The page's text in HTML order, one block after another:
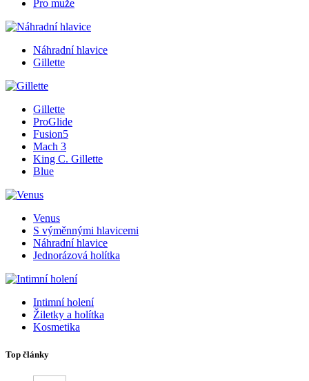
Pro muže
Náhradní hlavice
Gillette
Gillette
ProGlide
Fusion5
Mach 3
King C. Gillette
Blue
Venus
S výměnnými hlavicemi
Náhradní hlavice
Jednorázová holítka
Intimní holení
Žiletky a holítka
Kosmetika
Top články